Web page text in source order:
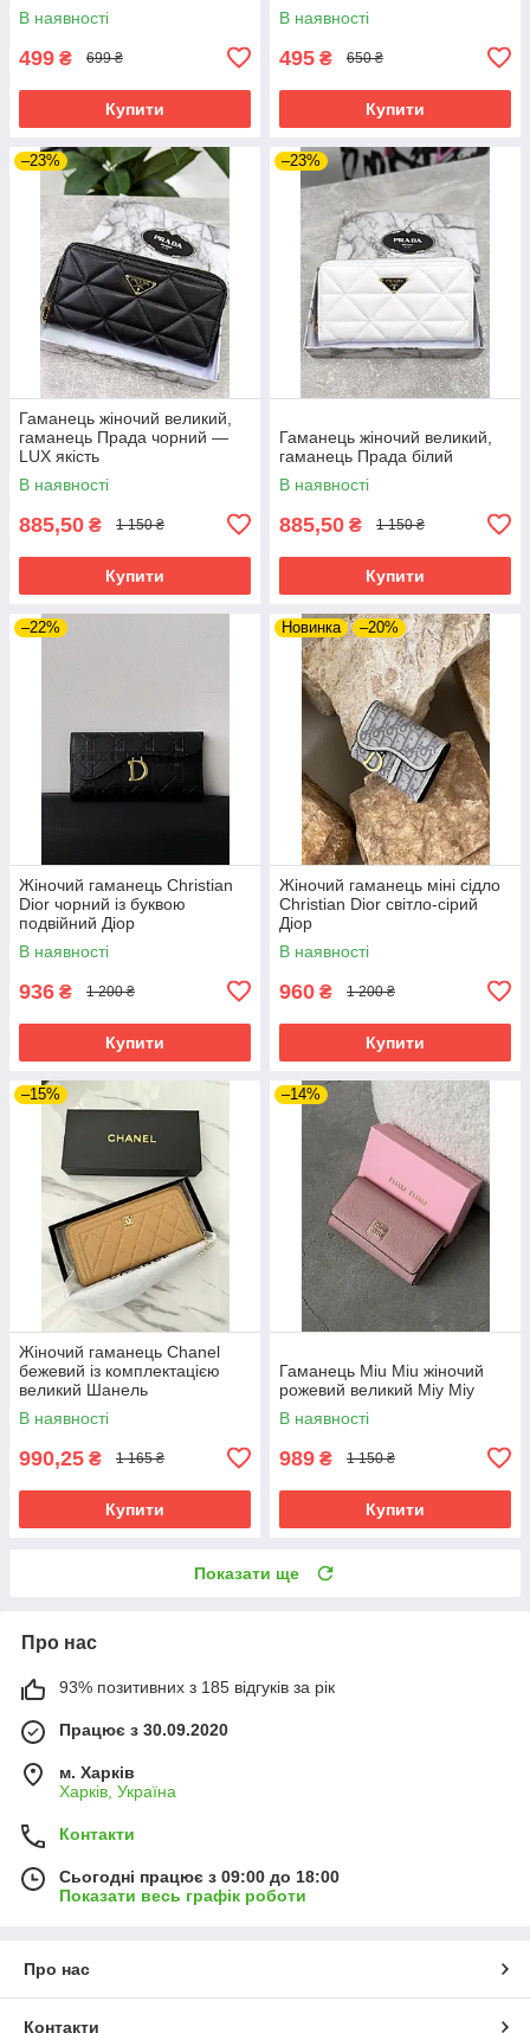
В наявності
499 ₴ 699 ₴
Купити
В наявності
495 ₴ 650 ₴
Купити
–23%
Гаманець жіночий великий,
гаманець Прада чорний —
LUX якість
В наявності
885,50 ₴ 1 150 ₴
Купити
–23%
Гаманець жіночий великий,
гаманець Прада білий
В наявності
885,50 ₴ 1 150 ₴
Купити
–22%
Жіночий гаманець Christian
Dior чорний із буквою
подвійний Діор
В наявності
936 ₴ 1 200 ₴
Купити
Новинка –20%
Жіночий гаманець міні сідло
Christian Dior світло-сірий
Діор
В наявності
960 ₴ 1 200 ₴
Купити
–15%
Жіночий гаманець Chanel
бежевий із комплектацією
великий Шанель
В наявності
990,25 ₴ 1 165 ₴
Купити
–14%
Гаманець Miu Miu жіночий
рожевий великий Міу Міу
В наявності
989 ₴ 1 150 ₴
Купити
Показати ще
Про нас
93% позитивних з 185 відгуків за рік
Працює з 30.09.2020
м. Харків
Харків, Україна
Контакти
Сьогодні працює з 09:00 до 18:00
Показати весь графік роботи
Про нас
Контакти